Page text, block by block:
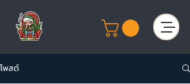
โพสต์